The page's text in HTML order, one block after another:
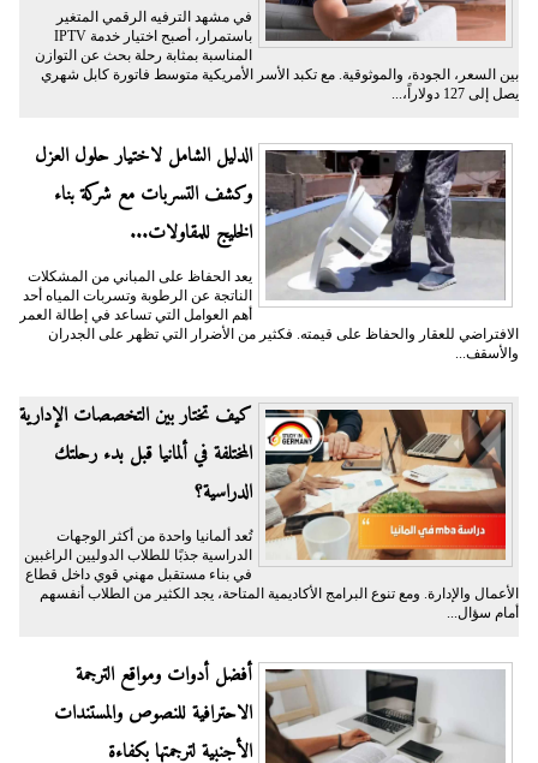
في مشهد الترفيه الرقمي المتغير
باستمرار، أصبح اختيار خدمة IPTV
المناسبة بمثابة رحلة بحث عن التوازن
بين السعر، الجودة، والموثوقية. مع تكبد الأسر الأمريكية متوسط فاتورة كابل شهري
يصل إلى 127 دولاراً،...
الدليل الشامل لاختيار حلول العزل
وكشف التسربات مع شركة بناء
الخليج للمقاولات...
يعد الحفاظ على المباني من المشكلات
الناتجة عن الرطوبة وتسربات المياه أحد
أهم العوامل التي تساعد في إطالة العمر
الافتراضي للعقار والحفاظ على قيمته. فكثير من الأضرار التي تظهر على الجدران
والأسقف...
كيف تختار بين التخصصات الإدارية
المختلفة في ألمانيا قبل بدء رحلتك
الدراسية؟
تُعد ألمانيا واحدة من أكثر الوجهات
الدراسية جذبًا للطلاب الدوليين الراغبين
في بناء مستقبل مهني قوي داخل قطاع
الأعمال والإدارة. ومع تنوع البرامج الأكاديمية المتاحة، يجد الكثير من الطلاب أنفسهم
أمام سؤال...
أفضل أدوات ومواقع الترجمة
الاحترافية للنصوص والمستندات
الأجنبية لترجمتها بكفاءة